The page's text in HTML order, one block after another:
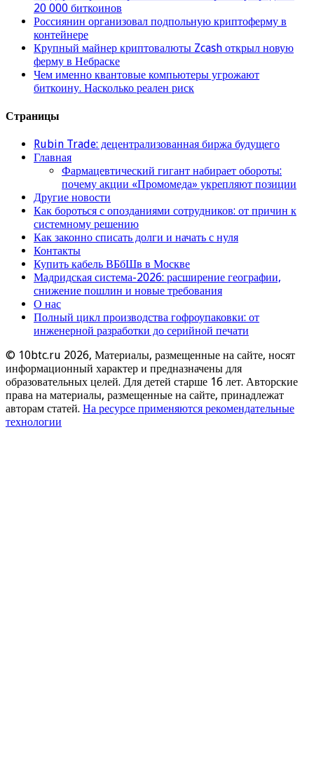
20 000 биткоинов
Россиянин организовал подпольную криптоферму в
контейнере
Крупный майнер криптовалюты Zcash открыл новую
ферму в Небраске
Чем именно квантовые компьютеры угрожают
биткоину. Насколько реален риск
Страницы
Rubin Trade: децентрализованная биржа будущего
Главная
Фармацевтический гигант набирает обороты:
почему акции «Промомеда» укрепляют позиции
Другие новости
Как бороться с опозданиями сотрудников: от причин к
системному решению
Как законно списать долги и начать с нуля
Контакты
Купить кабель ВБбШв в Москве
Мадридская система-2026: расширение географии,
снижение пошлин и новые требования
О нас
Полный цикл производства гофроупаковки: от
инженерной разработки до серийной печати
© 10btc.ru 2026, Материалы, размещенные на сайте, носят
информационный характер и предназначены для
образовательных целей. Для детей старше 16 лет. Авторские
права на материалы, размещенные на сайте, принадлежат
авторам статей. На ресурсе применяются рекомендательные
технологии